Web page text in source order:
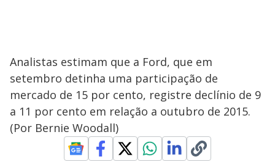
Analistas estimam que a Ford, que em
setembro detinha uma participação de
mercado de 15 por cento, registre declínio de 9
a 11 por cento em relação a outubro de 2015.
(Por Bernie Woodall)